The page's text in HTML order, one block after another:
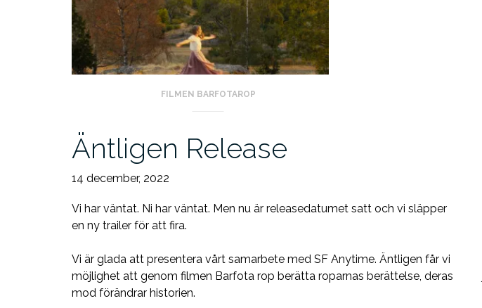
FILMEN BARFOTAROP
Äntligen Release
14 december, 2022
Vi har väntat. Ni har väntat. Men nu är releasedatumet satt och vi släpper
en ny trailer för att fira.
Vi är glada att presentera vårt samarbete med SF Anytime. Äntligen får vi
möjlighet att genom filmen Barfota rop berätta roparnas berättelse, deras
mod förändrar historien.